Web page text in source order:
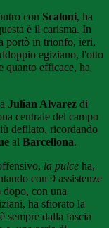
con Scaloni, ha
è il carisma. In
portò in trionfo, ieri,
egiziano, l'otto
quanto efficace, ha
Julian Alvarez di
centrale del campo
defilato, ricordando
al Barcellona.
la pulce ha,
con 9 assistenze
dopo, con una
ha sfiorato la
sempre dalla fascia